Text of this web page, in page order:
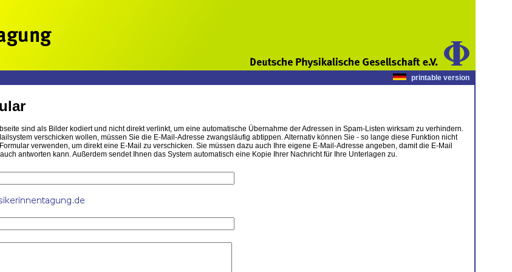
printable version
sind als Bilder kodiert und nicht direkt verlinkt, um eine automatische Übernahme der Adressen in Spam-Listen wirksam zu verhindern.
verschicken wollen, müssen Sie die E-Mail-Adresse zwangsläufig abtippen. Alternativ können Sie - so lange diese Funktion nicht
verwenden, um direkt eine E-Mail zu verschicken. Sie müssen dazu auch Ihre eigene E-Mail-Adresse angeben, damit die E-Mail
antworten kann. Außerdem sendet Ihnen das System automatisch eine Kopie Ihrer Nachricht für Ihre Unterlagen zu.